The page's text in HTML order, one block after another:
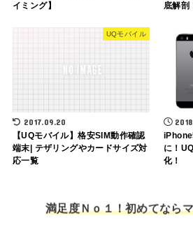
イミング】
底解剖
UQモバイル
2017.09.20
【UQモバイル】格安SIM動作確認
端末| テザリングやカードサイズ対
応一覧
に！
化！
満足度Ｎｏ１！初めてなら